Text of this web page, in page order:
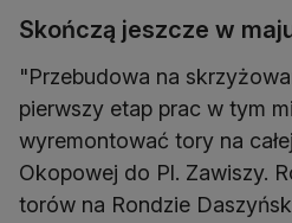
Skończą jeszcze w
"Przebudowa na
pierwszy etap prac w tym
wyremontować tory na
Okopowej do Pl. Zawiszy.
torów na Rondzie